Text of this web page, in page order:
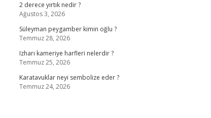
2 derece yırtık nedir ?
Ağustos 3, 2026
Süleyman peygamber kimin oğlu ?
Temmuz 28, 2026
Izharı kameriye harfleri nelerdir ?
Temmuz 25, 2026
Karatavuklar neyi sembolize eder ?
Temmuz 24, 2026